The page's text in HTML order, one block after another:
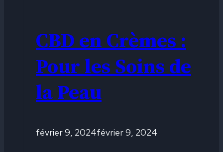
CBD en Crèmes :
Pour les Soins de
la Peau
février 9, 2024février 9, 2024